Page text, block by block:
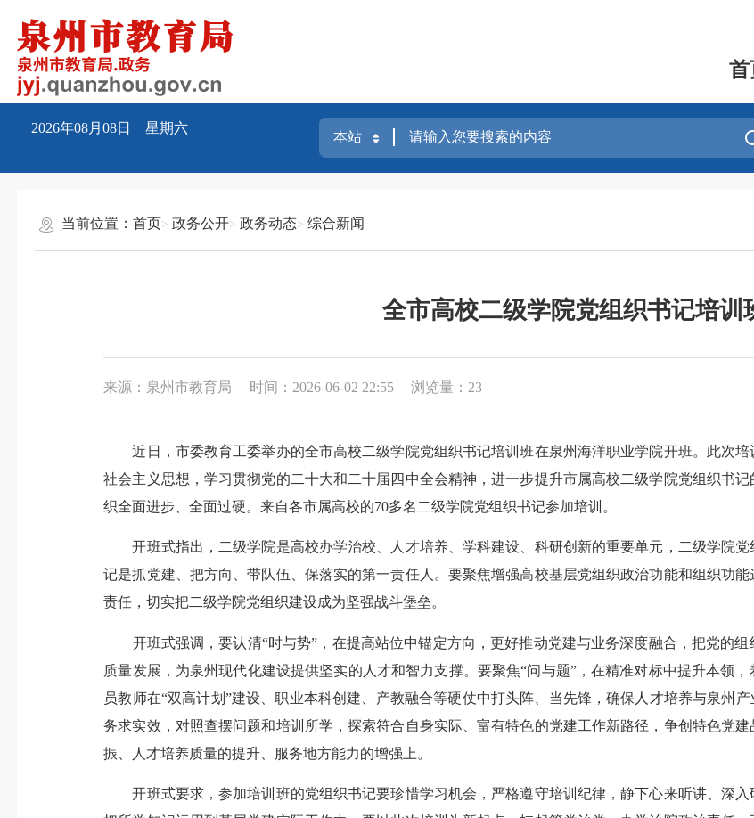
首
2026年08月08日 星期六
当前位置：首页 政务公开 政务动态 综合新闻
全市高校二级学院党组织书记培训
来源：泉州市教育局 时间：2026-06-02 22:55 浏览量： 23
近日，市委教育工委举办的全市高校二级学院党组织书记培训班在泉州海洋职业学院开班。此次培
社会主义思想，学习贯彻党的二十大和二十届四中全会精神，进一步提升市属高校二级学院党组织书
织全面进步、全面过硬。来自各市属高校的70多名二级学院党组织书记参加培训。
开班式指出，二级学院是高校办学治校、人才培养、学科建设、科研创新的重要单元，二级学院党
记是抓党建、把方向、带队伍、保落实的第一责任人。要聚焦增强高校基层党组织政治功能和组织功
责任，切实把二级学院党组织建设成为坚强战斗堡垒。
开班式强调，要认清“时与势”，在提高站位中锚定方向，更好推动党建与业务深度融合，把党的组
质量发展，为泉州现代化建设提供坚实的人才和智力支撑。要聚焦“问与题”，在精准对标中提升本领
员教师在“双高计划”建设、职业本科创建、产教融合等硬仗中打头阵、当先锋，确保人才培养与泉州
务求实效，对照查摆问题和培训所学，探索符合自身实际、富有特色的党建工作新路径，争创特色党
振、人才培养质量的提升、服务地方能力的增强上。
开班式要求，参加培训班的党组织书记要珍惜学习机会，严格遵守培训纪律，静下心来听讲、深入